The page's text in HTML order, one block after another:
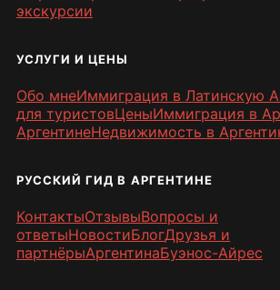
экскурсии
УСЛУГИ И ЦЕНЫ
Обо мнеИммиграция в Латинскую
для туристовЦеныИммиграция в
АргентинеНедвижимость в
РУССКИЙ ГИД В АРГЕНТИНЕ
КонтактыОтзывыВопросы и
ответыНовостиБлогДрузья и
партнёрыАргентинаБуэнос-Айрес